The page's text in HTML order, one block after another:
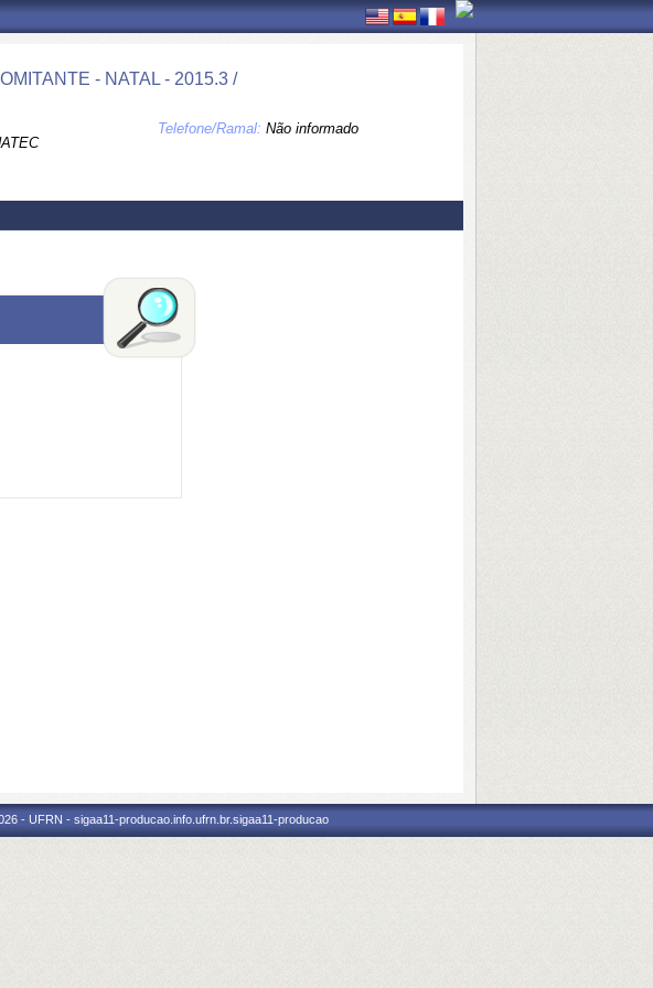
- NATAL - 2015.3 /
Telefone/Ramal: Não informado
- UFRN - sigaa11-producao.info.ufrn.br.sigaa11-producao